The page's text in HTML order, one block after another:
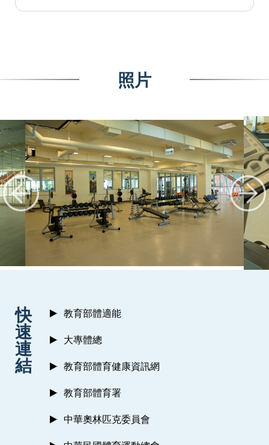
照片
快
速
連
結
教育部體適能
大專體總
教育部體育健康資訊網
教育部體育署
中華奧林匹克委員會